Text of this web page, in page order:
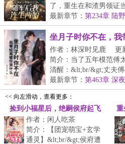
了，重生在和渣男领证
下...
最新章节： 第234章 陆
坐月子时你不在，我
作者：林深时见鹿
更
简介：当了五年模范傅
清醒：&lt;br/&gt;丈夫
光...
最新章节： 第463章 深
<< 向左滑动，查看更多：
捡到小福星后，绝嗣侯府起飞
了！
作者：闲人吃茶
简介：【团宠萌宝+玄学
通灵】&lt;br/&gt;侯府遭
重